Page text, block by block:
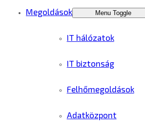
Megoldások Menu Toggle
IT hálózatok
IT biztonság
Felhőmegoldások
Adatközpont